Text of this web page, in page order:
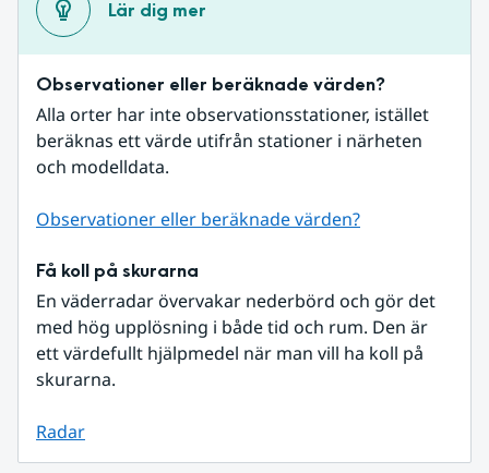
Lär dig mer
Observationer eller beräknade värden?
Alla orter har inte observationsstationer, istället
beräknas ett värde utifrån stationer i närheten
och modelldata.
Observationer eller beräknade värden?
Få koll på skurarna
En väderradar övervakar nederbörd och gör det
med hög upplösning i både tid och rum. Den är
ett värdefullt hjälpmedel när man vill ha koll på
skurarna.
Radar